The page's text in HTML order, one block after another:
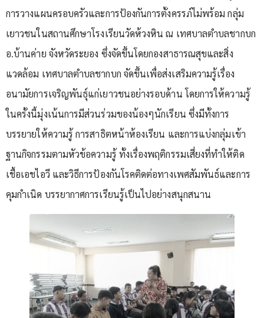
การวางแผนครอบครัวและการป้องกันการตั้งครรภ์ไม่พร้อม กลุ่ม
เยาวชนในสถานศึกษาโรงเรียนวัดห้วงหิน ณ เทศบาลตำบลชากบก
อ.บ้านค่าย จังหวัดระยอง ซึ่งจัดขึ้นโดยกองสาธารณสุขและสิ่ง
แวดล้อม เทศบาลตำบลชากบก จัดขึ้นเพื่อส่งเสริมความรู้เรื่อง
อนามัยการเจริญพันธุ์แก่เยาวชนอย่างรอบด้าน โดยการให้ความรู้
ในครั้งนี้มุ่งเน้นการมีส่วนร่วมของน้องๆนักเรียน ซึ่งมีทั้งการ
บรรยายให้ความรู้ การสาธิตหน้าห้องเรียน และการแบ่งกลุ่มเข้า
ฐานกิจกรรมตามหัวข้อความรู้ ทั้งเรื่องพฤติกรรมเสี่ยงที่ทำให้ติด
เชื้อเอชไอวี และวิธีการป้องกันโรคติดต่อทางเพศสัมพันธ์และการ
คุมกำเนิด บรรยากาศการเรียนรู้เป็นไปอย่างสนุกสนาน